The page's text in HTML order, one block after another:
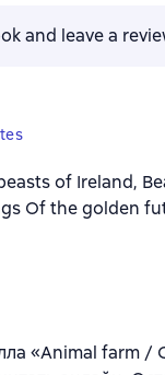
and leave a
of Ireland,
Of the golden
«Animal farm /